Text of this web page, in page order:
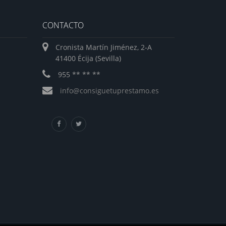
CONTACTO
Cronista Martín Jiménez, 2-A
41400 Écija (Sevilla)
955 ** ** **
info@consiguetuprestamo.es